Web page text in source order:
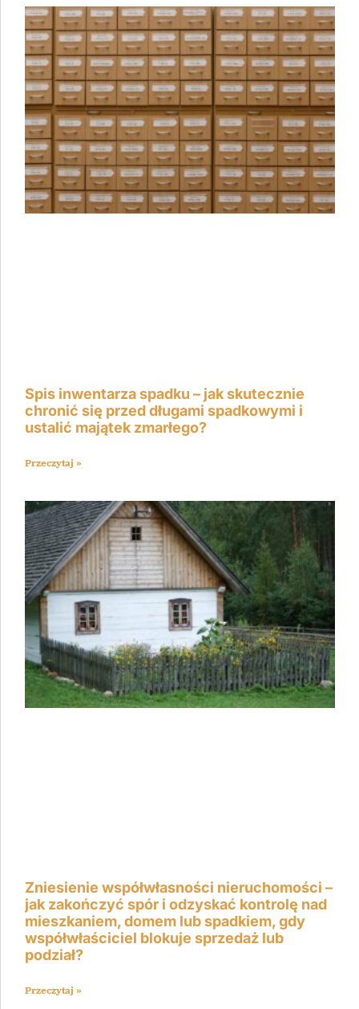
Spis inwentarza spadku – jak skutecznie
chronić się przed długami spadkowymi i
ustalić majątek zmarłego?
Przeczytaj »
Zniesienie współwłasności nieruchomości –
jak zakończyć spór i odzyskać kontrolę nad
mieszkaniem, domem lub spadkiem, gdy
współwłaściciel blokuje sprzedaż lub
podział?
Przeczytaj »